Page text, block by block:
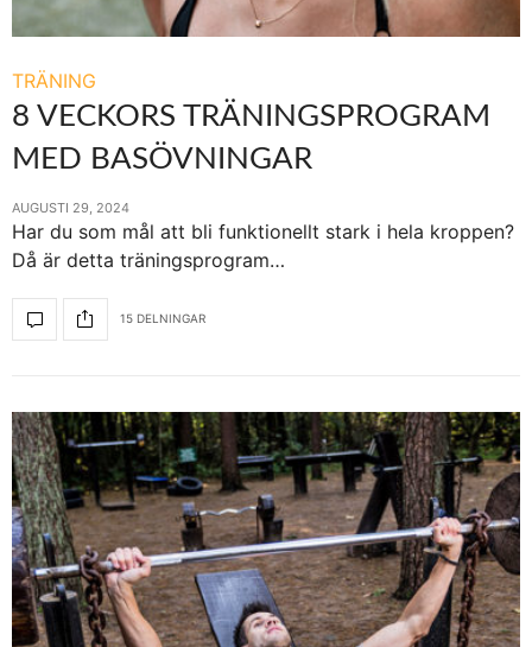
TRÄNING
8 VECKORS TRÄNINGSPROGRAM
MED BASÖVNINGAR
AUGUSTI 29, 2024
Har du som mål att bli funktionellt stark i hela kroppen?
Då är detta träningsprogram…
15 DELNINGAR